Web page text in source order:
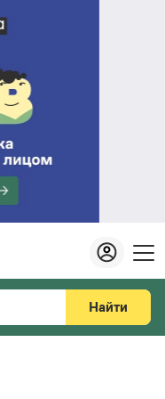
Найти